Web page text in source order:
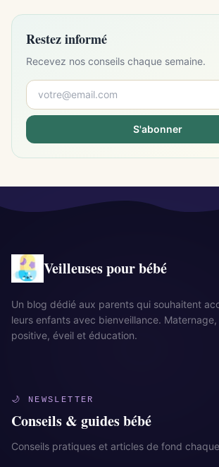
Restez informé
Recevez nos conseils chaque semaine.
S'abonner
Veilleuses pour bébé
Un blog dédié aux parents qui souhaitent
leurs enfants avec bienveillance.
positive, éveil et éducation.
🌙 NEWSLETTER
Conseils & guides bébé
Conseils pratiques et articles de fond